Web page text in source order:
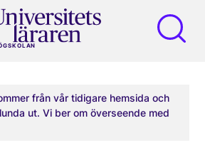
från vår tidigare hemsida och
ut. Vi ber om överseende med